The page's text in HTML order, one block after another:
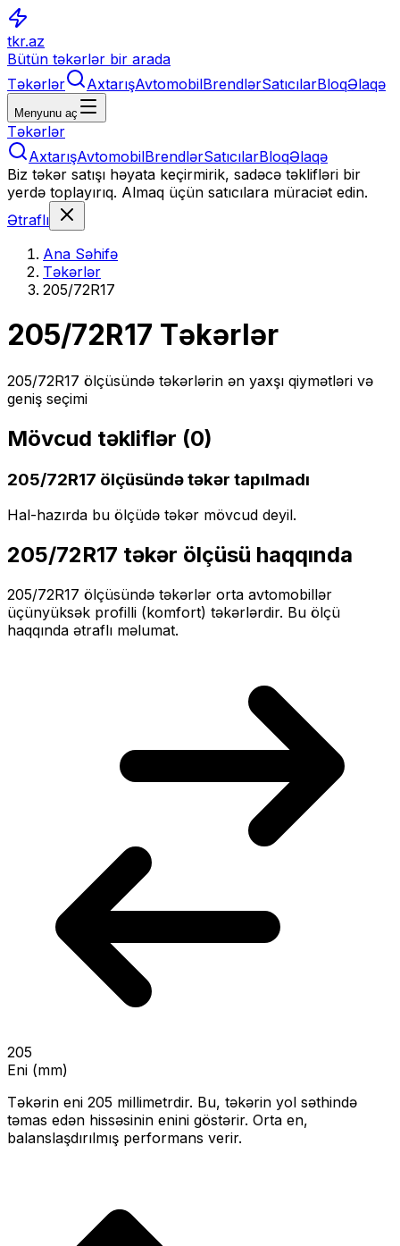
tkr.az
Bütün təkərlər bir arada
Təkərlər
AxtarışAvtomobilBrendlərSatıcılarBloqƏlaqə
Menyunu aç
Təkərlər
AxtarışAvtomobilBrendlərSatıcılarBloqƏlaqə
Biz təkər satışı həyata keçirmirik, sadəcə təklifləri bir
yerdə toplayırıq. Almaq üçün satıcılara müraciət edin.
Ətraflı
Ana Səhifə
Təkərlər
205/72R17
205/72R17 Təkərlər
205/72R17 ölçüsündə təkərlərin ən yaxşı qiymətləri və
geniş seçimi
Mövcud təkliflər (0)
205/72R17 ölçüsündə təkər tapılmadı
Hal-hazırda bu ölçüdə təkər mövcud deyil.
205/72R17 təkər ölçüsü haqqında
205/72R17 ölçüsündə təkərlər orta avtomobillər
üçünyüksək profilli (komfort) təkərlərdir. Bu ölçü
haqqında ətraflı məlumat.
205
Eni (mm)
Təkərin eni 205 millimetrdir. Bu, təkərin yol səthində
təmas edən hissəsinin enini göstərir. Orta en,
balanslaşdırılmış performans verir.